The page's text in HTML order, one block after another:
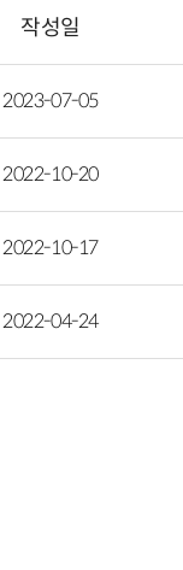
작성일
2023-07-05
2022-10-20
2022-10-17
2022-04-24